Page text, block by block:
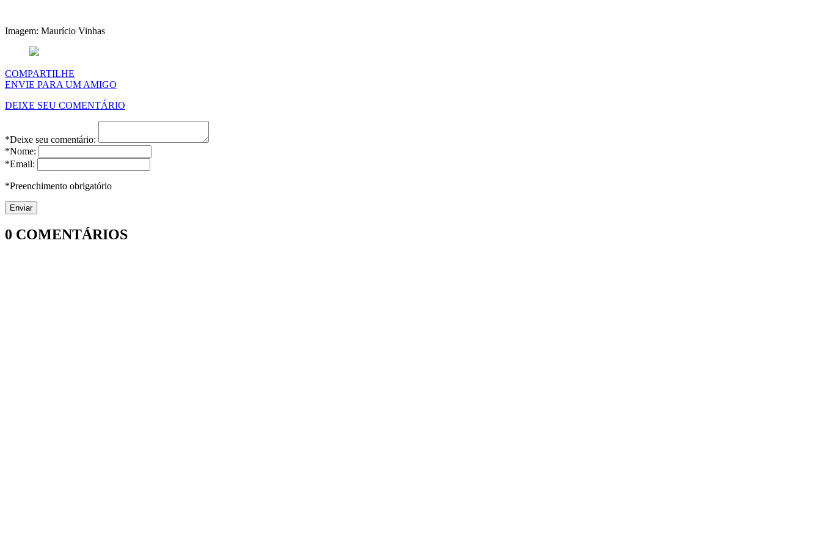
Imagem: Maurício Vinhas
COMPARTILHE
ENVIE PARA UM AMIGO
DEIXE SEU COMENTÁRIO
*Deixe seu comentário:
*Nome:
*Email:
*Preenchimento obrigatório
0 COMENTÁRIOS